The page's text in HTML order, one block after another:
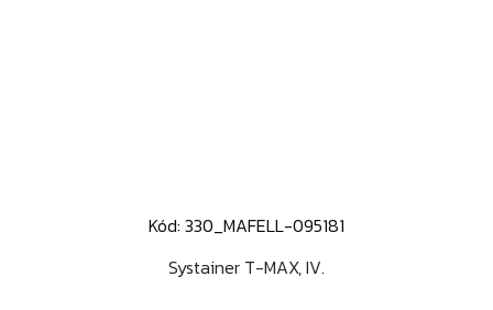
Kód: 330_MAFELL-095181
Systainer T-MAX, IV.